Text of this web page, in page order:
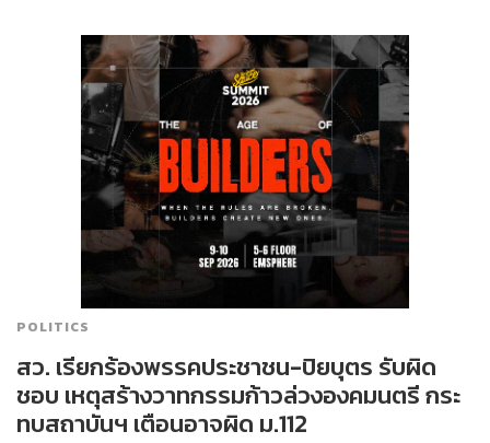
POLITICS
สว. เรียกร้องพรรคประชาชน-ปิยบุตร รับผิด
ชอบ เหตุสร้างวาทกรรมก้าวล่วงองคมนตรี กระ
ทบสถาบันฯ เตือนอาจผิด ม.112